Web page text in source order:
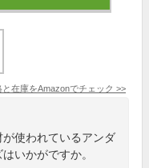
と在庫をAmazonでチェック >>
使われているアンダ
いかがですか。